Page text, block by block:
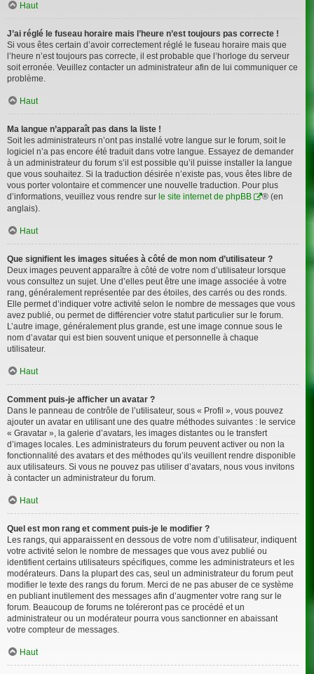
Haut
J’ai réglé le fuseau horaire mais l’heure n’est toujours pas correcte !
Si vous êtes certain d’avoir correctement réglé le fuseau horaire mais que
l’heure n’est toujours pas correcte, il est probable que l’horloge du serveur
soit erronée. Veuillez contacter un administrateur afin de lui communiquer ce
problème.
Haut
Ma langue n’apparaît pas dans la liste !
Soit les administrateurs n’ont pas installé votre langue sur le forum, soit le
logiciel n’a pas encore été traduit dans votre langue. Essayez de demander
à un administrateur du forum s’il est possible qu’il puisse installer la langue
que vous souhaitez. Si la traduction désirée n’existe pas, vous êtes libre de
vous porter volontaire et commencer une nouvelle traduction. Pour plus
d’informations, veuillez vous rendre sur le site internet de phpBB
® (en
anglais).
Haut
Que signifient les images situées à côté de mon nom d’utilisateur ?
Deux images peuvent apparaître à côté de votre nom d’utilisateur lorsque
vous consultez un sujet. Une d’elles peut être une image associée à votre
rang, généralement représentée par des étoiles, des carrés ou des ronds.
Elle permet d’indiquer votre activité selon le nombre de messages que vous
avez publié, ou permet de différencier votre statut particulier sur le forum.
L’autre image, généralement plus grande, est une image connue sous le
nom d’avatar qui est bien souvent unique et personnelle à chaque
utilisateur.
Haut
Comment puis-je afficher un avatar ?
Dans le panneau de contrôle de l’utilisateur, sous « Profil », vous pouvez
ajouter un avatar en utilisant une des quatre méthodes suivantes : le service
« Gravatar », la galerie d’avatars, les images distantes ou le transfert
d’images locales. Les administrateurs du forum peuvent activer ou non la
fonctionnalité des avatars et des méthodes qu’ils veuillent rendre disponible
aux utilisateurs. Si vous ne pouvez pas utiliser d’avatars, nous vous invitons
à contacter un administrateur du forum.
Haut
Quel est mon rang et comment puis-je le modifier ?
Les rangs, qui apparaissent en dessous de votre nom d’utilisateur, indiquent
votre activité selon le nombre de messages que vous avez publié ou
identifient certains utilisateurs spécifiques, comme les administrateurs et les
modérateurs. Dans la plupart des cas, seul un administrateur du forum peut
modifier le texte des rangs du forum. Merci de ne pas abuser de ce système
en publiant inutilement des messages afin d’augmenter votre rang sur le
forum. Beaucoup de forums ne toléreront pas ce procédé et un
administrateur ou un modérateur pourra vous sanctionner en abaissant
votre compteur de messages.
Haut